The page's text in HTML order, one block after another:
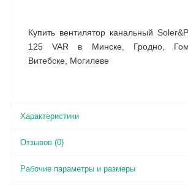
Купить вентилятор канальный
125 VAR в Минске, Гродно,
Витебске, Могилеве
Характеристики
Отзывов (0)
Рабочие параметры и размеры